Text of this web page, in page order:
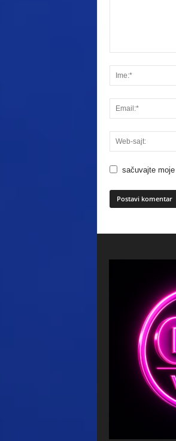
sačuvajte